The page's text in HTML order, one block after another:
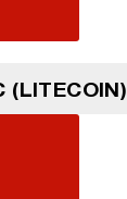
(LITECOIN)